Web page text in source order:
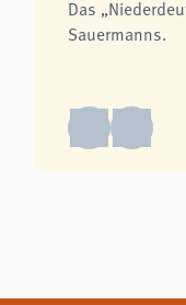
Das
Sauermanns.